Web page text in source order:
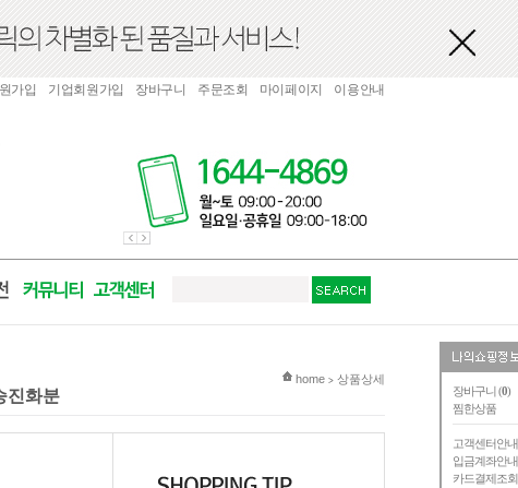
장바구니 (0)
찜한상품
고객센터안내
입금계좌안내
카드결제조회
가입 기업회원가입 장바구니 주문조회 마이페이지 이용안내
현재 위치
home > 상품상세
진화분